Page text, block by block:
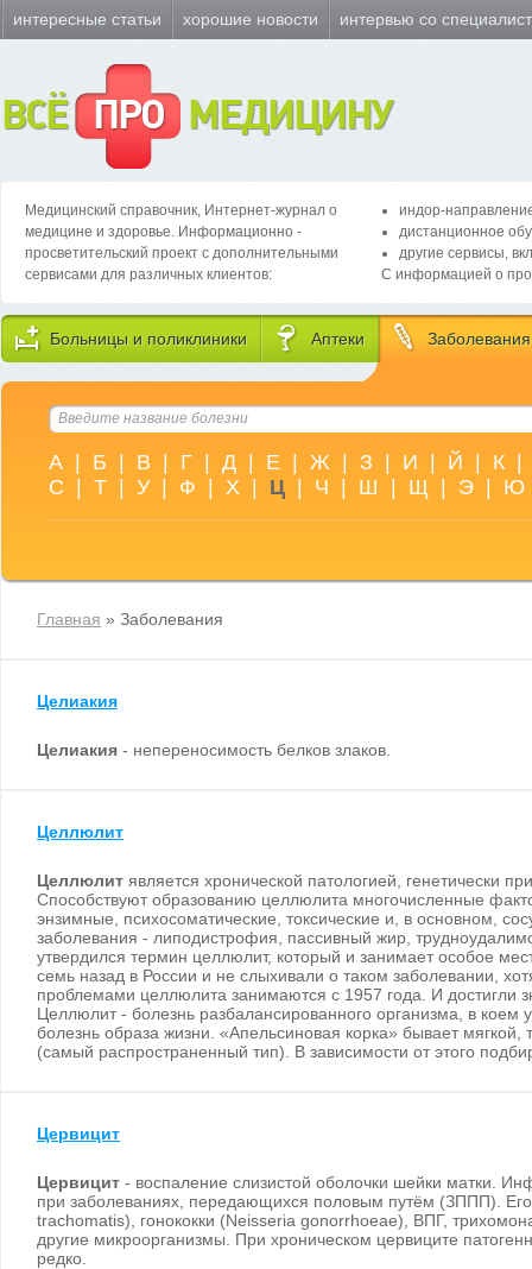
интересные статьи хорошие новости интервью со
ВСЁ ПРО МЕДИЦИНУ
Медицинский справочник, Интернет-журнал о
медицине и здоровье. Информационно -
просветительский проект с дополнительными
сервисами для различных клиентов:
индор-
дистанционное
другие сервисы,
С информацией о
Больницы и поликлиники Аптеки Заболевания
А Б В Г Д Е Ж З И Й К
С
Т У Ф Х Ц Ч Ш Щ Э Ю
Главная » Заболевания
Целиакия
Целиакия - непереносимость белков злаков.
Целлюлит
Целлюлит является хронической патологией, генетически
Способствуют образованию целлюлита многочисленные
энзимные, психосоматические, токсические и, в основном,
заболевания - липодистрофия, пассивный жир,
утвердился термин целлюлит, который и занимает особое
семь назад в России и не слыхивали о таком заболевании,
проблемами целлюлита занимаются с 1957 года. И достигли
Целлюлит - болезнь разбалансированного организма, в коем
болезнь образа жизни. «Апельсиновая корка» бывает
(самый распространенный тип). В зависимости от этого
Цервицит
Цервицит - воспаление слизистой оболочки шейки матки.
при заболеваниях, передающихся половым путём (ЗППП).
trachomatis), гонококки (Neisseria gonorrhoeae), ВПГ,
другие микроорганизмы. При хроническом цервиците
редко.